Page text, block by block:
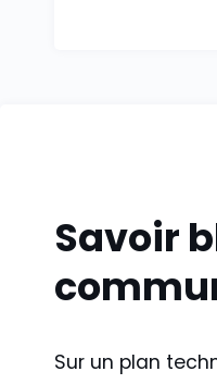
Savoir
Sur un plan